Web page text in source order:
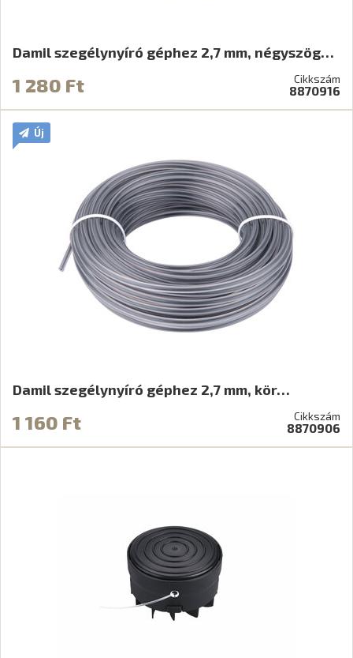
Damil szegélynyíró géphez 2,7 mm, négyszög…
1 280 Ft Cikkszám
8870916
Új
Damil szegélynyíró géphez 2,7 mm, kör…
1 160 Ft Cikkszám
8870906